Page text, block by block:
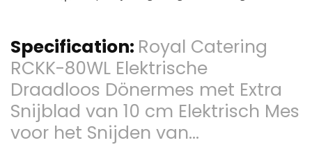
Specification: Royal Catering
RCKK-80WL Elektrische
Draadloos Dönermes met Extra
Snijblad van 10 cm Elektrisch Mes
voor het Snijden van…